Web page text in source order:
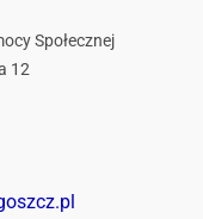
Społecznej
12